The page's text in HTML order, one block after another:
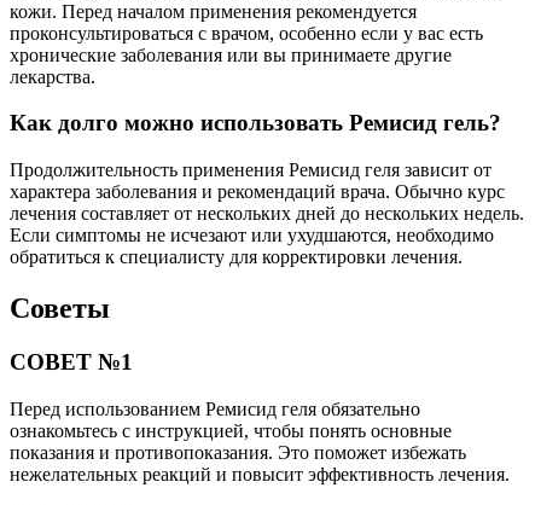
кожи. Перед началом применения рекомендуется
проконсультироваться с врачом, особенно если у вас есть
хронические заболевания или вы принимаете другие
лекарства.
Как долго можно использовать Ремисид гель?
Продолжительность применения Ремисид геля зависит от
характера заболевания и рекомендаций врача. Обычно курс
лечения составляет от нескольких дней до нескольких недель.
Если симптомы не исчезают или ухудшаются, необходимо
обратиться к специалисту для корректировки лечения.
Советы
СОВЕТ №1
Перед использованием Ремисид геля обязательно
ознакомьтесь с инструкцией, чтобы понять основные
показания и противопоказания. Это поможет избежать
нежелательных реакций и повысит эффективность лечения.